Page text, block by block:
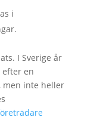
i
I Sverige år
efter en
men inte heller